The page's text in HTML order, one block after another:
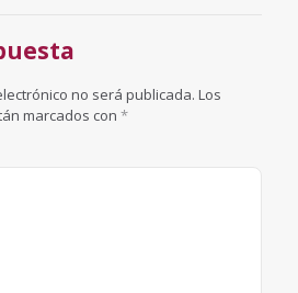
no será publicada. Los
marcados con *